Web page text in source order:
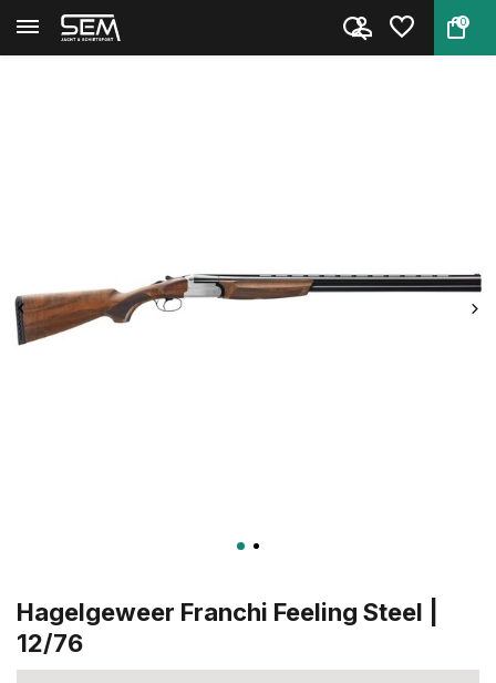
0
Terug Home Hagelgeweer Franchi Feeling St...
Hagelgeweer Franchi Feeling Steel |
12/76